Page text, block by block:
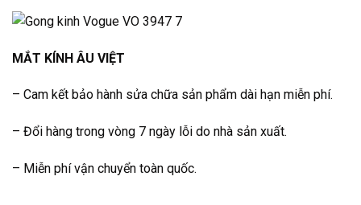
MẮT KÍNH ÂU VIỆT
– Cam kết bảo hành sửa chữa sản phẩm dài hạn miễn phí.
– Đổi hàng trong vòng 7 ngày lỗi do nhà sản xuất.
– Miễn phí vận chuyển toàn quốc.